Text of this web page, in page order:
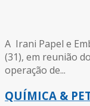
A Irani Papel e
(31), em reunião
operação de...
QUÍMICA &